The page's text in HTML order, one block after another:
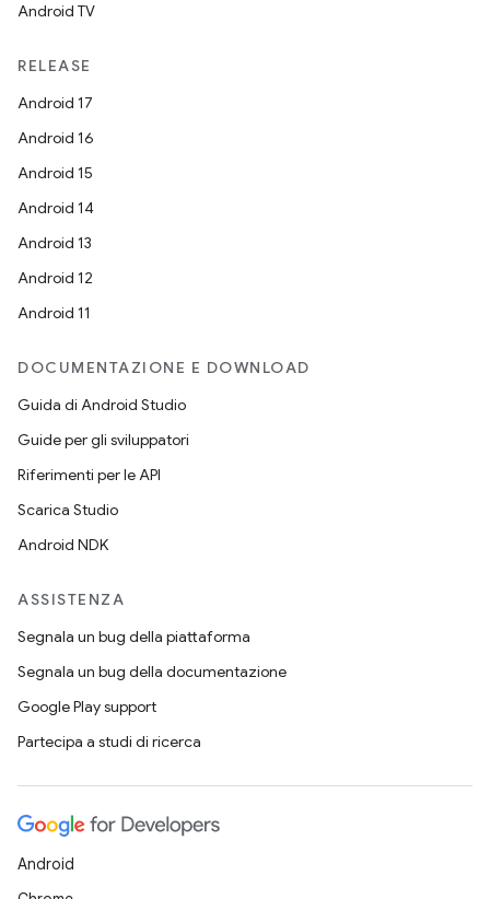
Android TV
RELEASE
Android 17
Android 16
Android 15
Android 14
Android 13
Android 12
Android 11
DOCUMENTAZIONE E DOWNLOAD
Guida di Android Studio
Guide per gli sviluppatori
Riferimenti per le API
Scarica Studio
Android NDK
ASSISTENZA
Segnala un bug della piattaforma
Segnala un bug della documentazione
Google Play support
Partecipa a studi di ricerca
Android